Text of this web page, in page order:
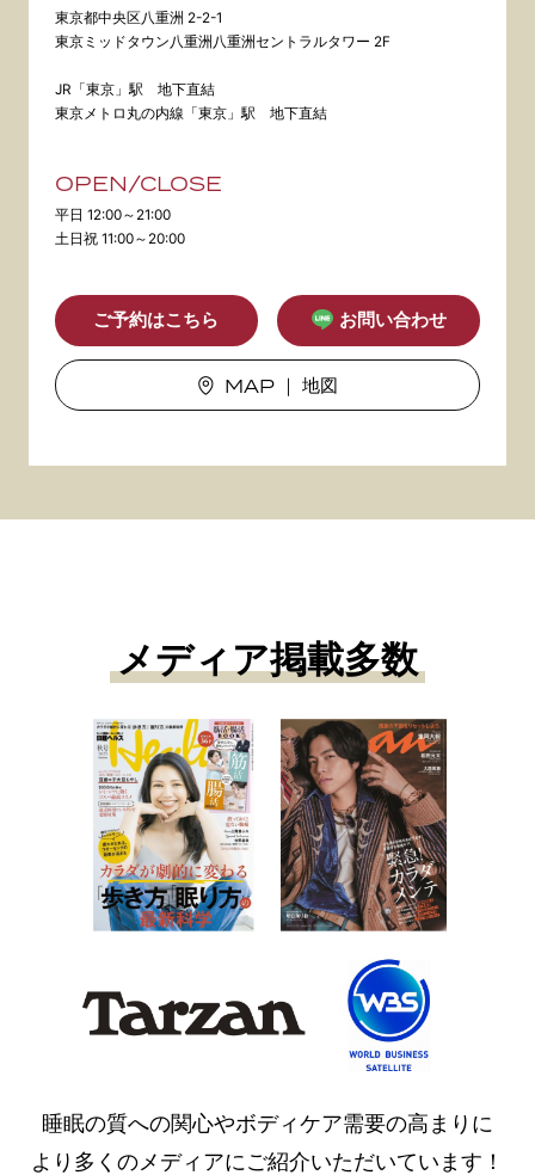
東京都中央区八重洲 2-2-1
東京ミッドタウン八重洲八重洲セントラルタワー 2F
JR「東京」駅 地下直結
東京メトロ丸の内線「東京」駅 地下直結
OPEN/CLOSE
平日 12:00～21:00
土日祝 11:00～20:00
ご予約はこちら お問い合わせ
MAP ｜ 地図
メディア掲載多数
睡眠の質への関心やボディケア需要の高まりに
より多くのメディアにご紹介いただいています！